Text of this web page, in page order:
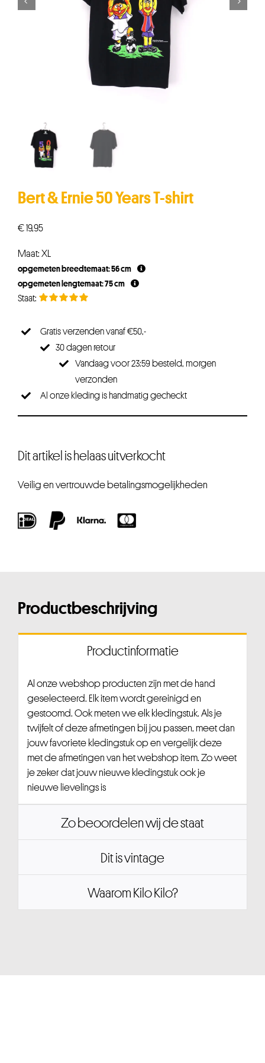
Bert & Ernie 50 Years T-shirt
€19,95
Maat: XL
opgemeten breedtemaat: 56 cm
opgemeten lengtemaat: 75 cm
Gratis verzenden vanaf €50,-
30 dagen retour
Vandaag voor 23:59 besteld, morgen
verzonden
Al onze kleding is handmatig gecheckt
Dit artikel is helaas uitverkocht
Veilig en vertrouwde betalingsmogelijkheden
Productbeschrijving
Productinformatie
Al onze webshop producten zijn met de hand
geselecteerd. Elk item wordt gereinigd en
gestoomd. Ook meten we elk kledingstuk. Als je
twijfelt of deze afmetingen bij jou passen, meet dan
jouw favoriete kledingstuk op en vergelijk deze
met de afmetingen van het webshop item. Zo weet
je zeker dat jouw nieuwe kledingstuk ook je
nieuwe lievelings is
Zo beoordelen wij de staat
Dit is vintage
Waarom Kilo Kilo?